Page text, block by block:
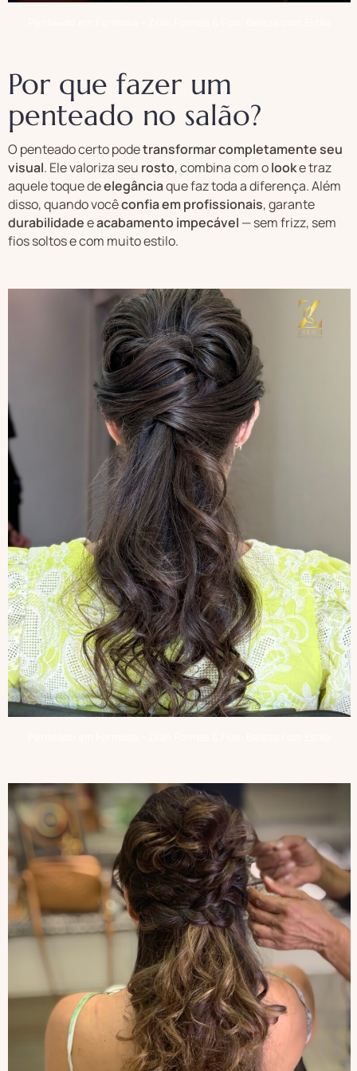
Por que fazer um
penteado no salão?
O penteado certo podetransformar completamente seu
visual. Ele valoriza seu rosto, combina com olooke traz
aquele toque deelegânciaque faz toda a diferença. Além
disso, quando vocêconfia em profissionais, garante
durabilidadeeacabamento impecável — sem frizz, sem
fios soltos e com muito estilo.